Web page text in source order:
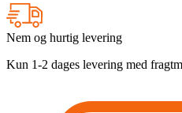
Nem og hurtig levering
Kun 1-2 dages levering med